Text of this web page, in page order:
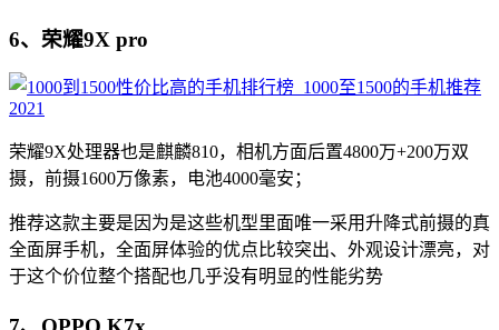
6、荣耀9X pro
荣耀9X处理器也是麒麟810，相机方面后置4800万+200万双
摄，前摄1600万像素，电池4000毫安；
推荐这款主要是因为是这些机型里面唯一采用升降式前摄的真
全面屏手机，全面屏体验的优点比较突出、外观设计漂亮，对
于这个价位整个搭配也几乎没有明显的性能劣势